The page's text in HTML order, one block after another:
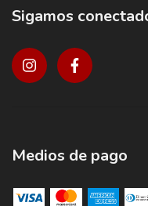
Sigamos
Medios de pago